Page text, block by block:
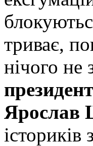
триває,
нічого не
Ярослав
істориків